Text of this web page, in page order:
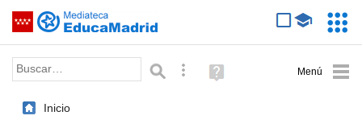
Saltar navegación
Palabra o frase: Búsqueda avanzada
Ayuda
(en
Inicio